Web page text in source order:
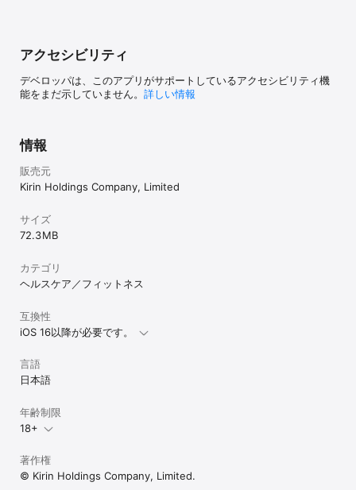
アクセシビリティ
デベロッパは、このアプリがサポートしているアクセシビリティ機
能をまだ示していません。 詳しい情報
情報
販売元
Kirin Holdings Company, Limited
サイズ
72.3 MB
カテゴリ
ヘルスケア／フィットネス
互換性
iOS 16以降が必要です。
言語
日本語
年齢制限
18+
著作権
© Kirin Holdings Company, Limited.